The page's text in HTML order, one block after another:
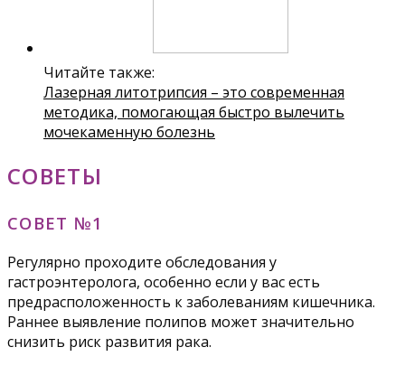
Читайте также:
Лазерная литотрипсия – это современная
методика, помогающая быстро вылечить
мочекаменную болезнь
СОВЕТЫ
СОВЕТ №1
Регулярно проходите обследования у
гастроэнтеролога, особенно если у вас есть
предрасположенность к заболеваниям кишечника.
Раннее выявление полипов может значительно
снизить риск развития рака.